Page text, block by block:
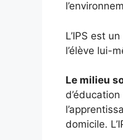
L’IPS est un
l’élève lui-
Le milieu
domicile.